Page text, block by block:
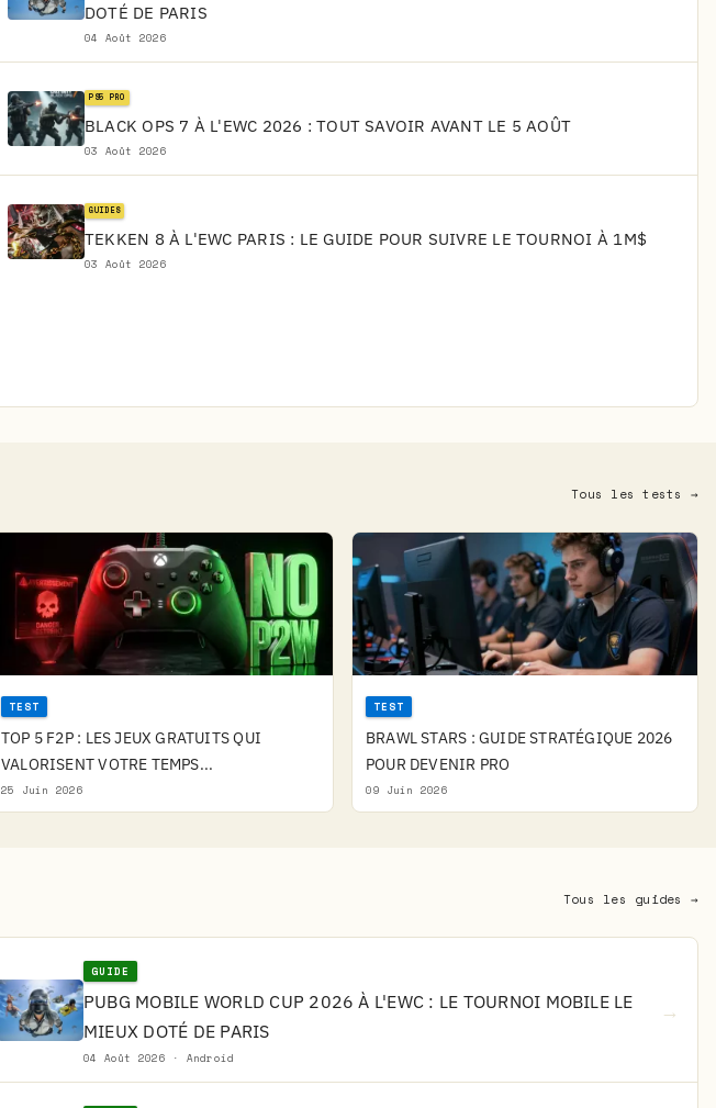
DOTÉ DE PARIS
04 Août 2026
PS5 PRO
BLACK OPS 7 À L'EWC 2026 : TOUT SAVOIR AVANT LE 5 AOÛT
03 Août 2026
GUIDES
TEKKEN 8 À L'EWC PARIS : LE GUIDE POUR SUIVRE LE TOURNOI À 1M$
03 Août 2026
Tous les tests →
TEST
TOP 5 F2P : LES JEUX GRATUITS QUI
VALORISENT VOTRE TEMPS...
25 Juin 2026
TEST
BRAWL STARS : GUIDE STRATÉGIQUE 2026
POUR DEVENIR PRO
09 Juin 2026
Tous les guides →
GUIDE
PUBG MOBILE WORLD CUP 2026 À L'EWC : LE TOURNOI MOBILE LE
MIEUX DOTÉ DE PARIS
04 Août 2026 · Android
→